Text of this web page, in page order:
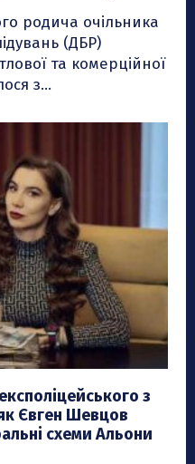
родича очільника
(ДБР)
та комерційної
з...
з
Євген Шевцов
схеми Альони